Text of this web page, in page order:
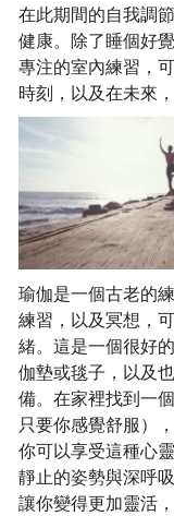
在此期間的自我調
健康。除了睡個好
專注的室內練習，
時刻，以及在未來
瑜伽是一個古老的
練習，以及冥想，
緒。這是一個很好
伽墊或毯子，以及
備。在家裡找到一
只要你感覺舒服）
你可以享受這種心
靜止的姿勢與深呼
讓你變得更加靈活